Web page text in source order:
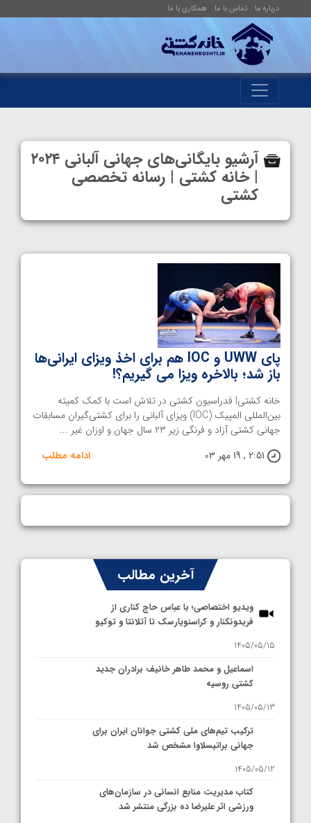
درباره ما تماس با ما همکاری با ما
آرشیو بایگانی‌های جهانی آلبانی ۲۰۲۴
| خانه کشتی | رسانه تخصصی
کشتی
پای UWW و IOC هم برای اخذ ویزای ایرانی‌ها
باز شد؛ بالاخره ویزا می گیریم؟!
خانه کشتی| فدراسیون کشتی در تلاش است با کمک کمیته
بین‌المللی المپیک (IOC) ویزای آلبانی را برای کشتی‌گیران مسابقات
جهانی کشتی آزاد و فرنگی زیر ۲۳ سال جهان و اوزان غیر ...
2:51 , 19 مهر 03
ادامه مطلب
آخرین مطالب
ویدیو اختصاصی؛ با عباس حاج کناری از
فریدونکنار و کراسنویارسک تا آتلانتا و توکیو
1405/05/15
اسماعیل و محمد طاهر خانیف برادران جدید
کشتی روسیه
1405/05/13
ترکیب تیم‌های ملی کشتی جوانان ایران برای
جهانی براتیسلاوا مشخص شد
1405/05/12
کتاب مدیریت منابع انسانی در سازمان‌های
ورزشی اثر علیرضا ده بزرگی منتشر شد